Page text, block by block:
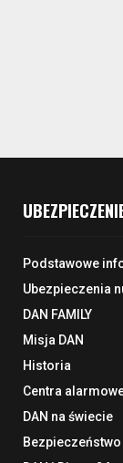
Podstawowe
Ubezpieczenia
DAN FAMILY
Misja DAN
Historia
Centra
DAN na świecie
Bezpieczeństwo